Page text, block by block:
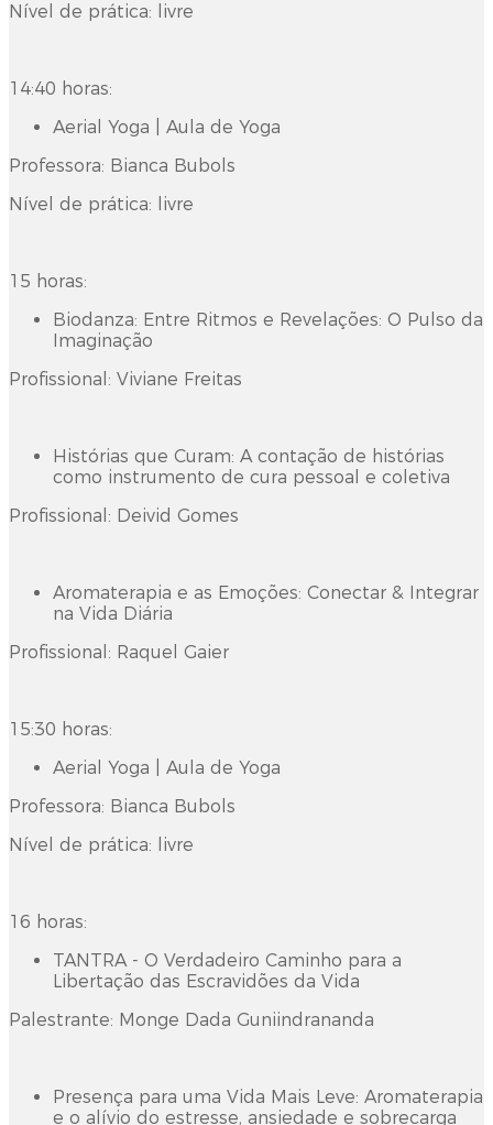
Nível de prática: livre
14:40 horas:
Aerial Yoga | Aula de Yoga
Professora: Bianca Bubols
Nível de prática: livre
15 horas:
Biodanza: Entre Ritmos e Revelações: O Pulso da
Imaginação
Profissional: Viviane Freitas
Histórias que Curam: A contação de histórias
como instrumento de cura pessoal e coletiva
Profissional: Deivid Gomes
Aromaterapia e as Emoções: Conectar & Integrar
na Vida Diária
Profissional: Raquel Gaier
15:30 horas:
Aerial Yoga | Aula de Yoga
Professora: Bianca Bubols
Nível de prática: livre
16 horas:
TANTRA - O Verdadeiro Caminho para a
Libertação das Escravidões da Vida
Palestrante: Monge Dada Guniindrananda
Presença para uma Vida Mais Leve: Aromaterapia
e o alívio do estresse, ansiedade e sobrecarga